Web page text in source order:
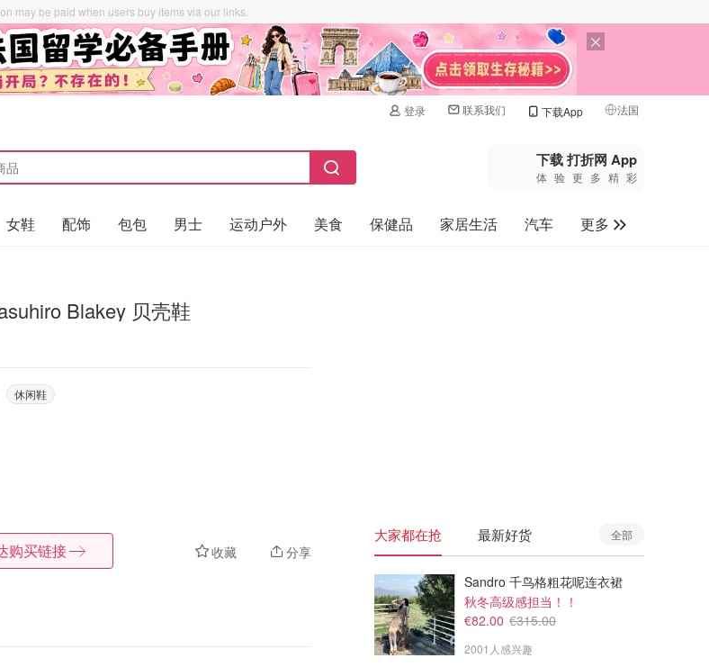
may be paid when users buy items via our links.
登录 联系我们 下载App 法国
🇺🇸美国
🇨🇳中国
🇨🇦加拿大
下载 打折网 App
体验更多精彩
女鞋 配饰 包包 男士 运动户外 美食 保健品 家居生活 汽车
更多
Blakey 贝壳鞋
休闲鞋
收藏 分享
购买链接
大家都在抢 最新好货 全部
Sandro 千鸟格粗花呢连衣裙
秋冬高级感担当！！
€82.00 €315.00
2001人感兴趣